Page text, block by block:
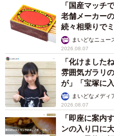
「国産マッチ
老舗メーカー
続々相乗りで
まいどなニュー
2026.08.07
「化けました
雰囲気ガラリ
が」「宝塚に入
まいどなメディ
2026.08.07
「即座に案内
ンの入り口に